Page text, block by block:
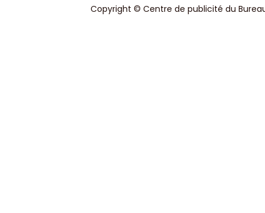
Copyright © Centre de publicité du